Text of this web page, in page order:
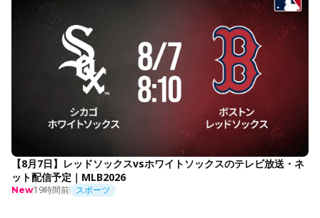
【8月7日】レッドソックスvsホワイトソックスのテレビ放送・ネ
ット配信予定｜MLB2026
New19時間前 スポーツ